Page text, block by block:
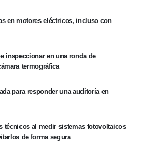
en motores eléctricos, incluso con
inspeccionar en una ronda de
termográfica
para responder una auditoría en
técnicos al medir sistemas fotovoltaicos
de forma segura